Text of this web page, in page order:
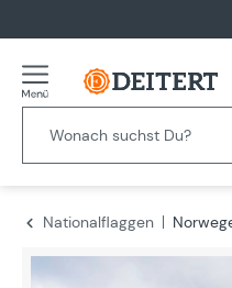
Nationalflaggen
Bildergalerie überspringen